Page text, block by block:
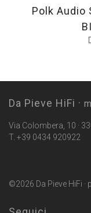
Polk Audio
Da Pieve HiFi ·
Via Colombera, 10 ·
T. +39 0434 920922
©2026 Da Pieve HiFi ·